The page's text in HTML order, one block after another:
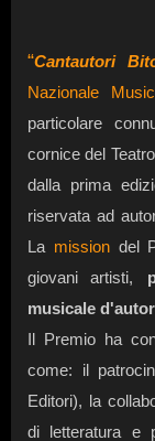
“Cantautori
Nazionale
particolare
cornice del
dalla prima
riservata ad
La mission del
giovani artisti,
musicale
Il Premio ha
come: il
Editori), la
di letteratura e